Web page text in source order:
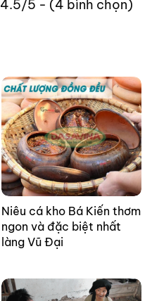
4.5/5 - (4 bình chọn)
Niêu cá kho Bá Kiến thơm
ngon và đặc biệt nhất
làng Vũ Đại